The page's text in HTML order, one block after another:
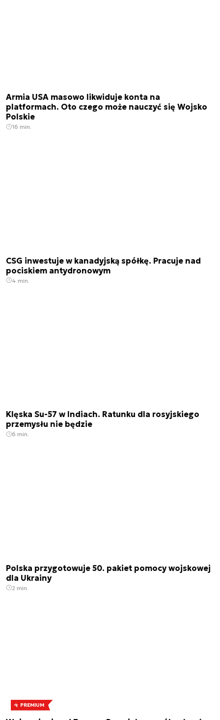
Armia USA masowo likwiduje konta na
platformach. Oto czego może nauczyć się Wojsko
Polskie
16 min.
CSG inwestuje w kanadyjską spółkę. Pracuje nad
pociskiem antydronowym
4 min.
Klęska Su-57 w Indiach. Ratunku dla rosyjskiego
przemysłu nie będzie
6 min.
Polska przygotowuje 50. pakiet pomocy wojskowej
dla Ukrainy
2 min.
PREMIUM